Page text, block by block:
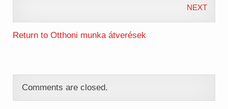
NEXT
Return to Otthoni munka átverések
Comments are closed.